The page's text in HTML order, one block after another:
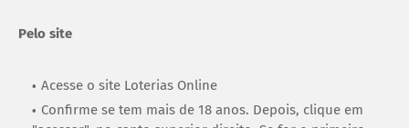
Pelo site
Acesse o site Loterias Online
Confirme se tem mais de 18 anos. Depois, clique em